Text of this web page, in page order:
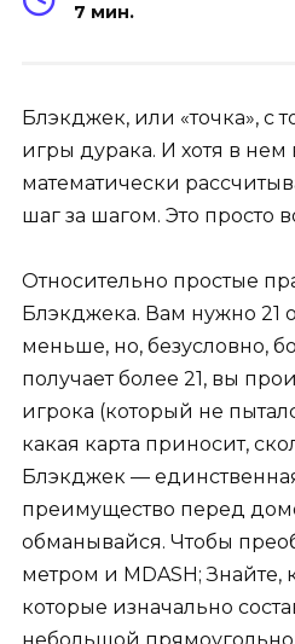
7 мин.
Блэкджек, или «точка», с
игры дурака. И хотя в нем
математически
шаг за шагом. Это просто
Относительно простые
Блэкджека. Вам нужно 21
меньше, но, безусловно,
получает более 21, вы
игрока (который не
какая карта приносит,
Блэкджек —
преимущество перед
обманывайся. Чтобы
метром и MDASH; Знайте,
которые изначально